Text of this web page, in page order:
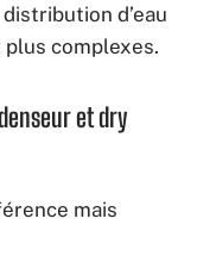
d’eau
complexes.
et dry
mais